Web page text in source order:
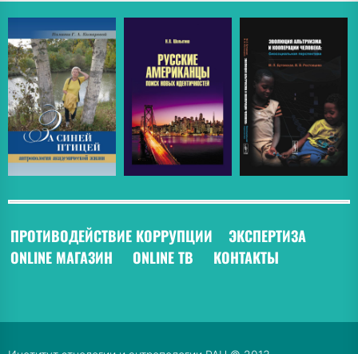
ПРОТИВОДЕЙСТВИЕ КОРРУПЦИИ ЭКСПЕРТИЗА
ONLINE МАГАЗИН
ONLINE ТВ КОНТАКТЫ